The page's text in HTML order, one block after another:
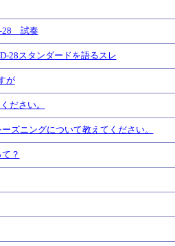
28 試奏
28スタンダードを語るスレ
が
ださい。
ズニングについて教えてください。
？